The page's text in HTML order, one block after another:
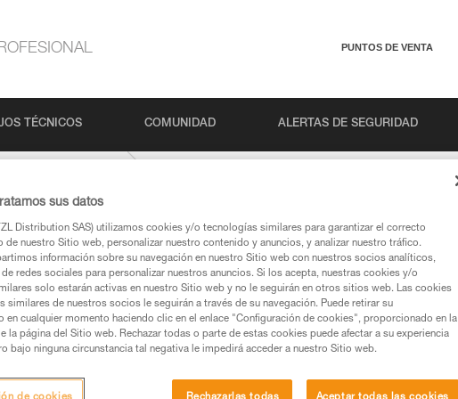
PUNTOS DE VENTA
TÉCNICOS COMUNIDAD ALERTAS DE SEGURIDAD
utilizados en este consejo antes de
de la ficha técnica para poder comprender
y un entrenamiento específico. Confirme a
sus datos
Distribution SAS) utilizamos cookies y/o tecnologías similares para garantizar el correcto
de nuestro Sitio web, personalizar nuestro contenido y anuncios, y analizar nuestro tráfico.
información sobre su navegación en nuestro Sitio web con nuestros socios analíticos,
redes sociales para personalizar nuestros anuncios. Si los acepta, nuestras cookies y/o
solo estarán activas en nuestro Sitio web y no le seguirán en otros sitios web. Las cookies
similares de nuestros socios le seguirán a través de su navegación. Puede retirar su
en cualquier momento haciendo clic en el enlace "Configuración de cookies", proporcionado en la
la página del Sitio web. Rechazar todas o parte de estas cookies puede afectar a su experiencia
bajo ninguna circunstancia tal negativa le impedirá acceder a nuestro Sitio web.